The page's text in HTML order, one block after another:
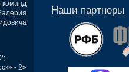
команд
- 2»
Наши партнеры